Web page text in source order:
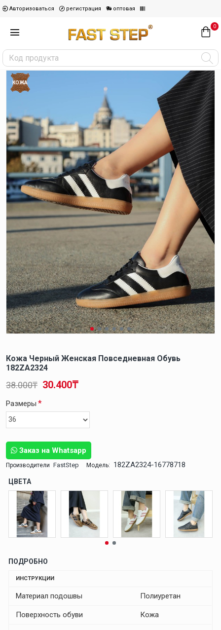
Авторизоваться регистрация оптовая
0
КОЖА
Кожа Черный Женская Повседневная Обувь
182ZA2324
Заказ на Whatsapp
Производители FastStep Модель: 182ZA2324-16778718
30.400₸
38.000₸
Размеры
ЦВЕТА
ПОДРОБНО
ИНСТРУКЦИИ
Материал подошвы Полиуретан
Поверхность обуви Кожа